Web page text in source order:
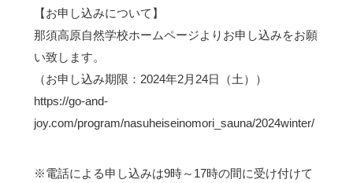
【お申し込みについて】
那須高原自然学校ホームページよりお申し込みをお願
い致します。
（お申し込み期限：2024年2月24日（土））
https://go-and-
joy.com/program/nasuheiseinomori_sauna/2024winter/
※電話による申し込みは9時～17時の間に受け付けて